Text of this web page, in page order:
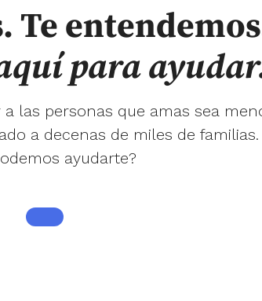
Te
para
las personas que amas sea
a decenas de miles de
ayudarte?